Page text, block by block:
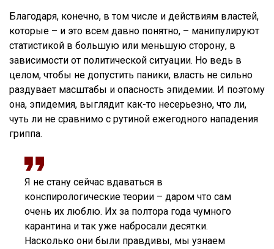
Благодаря, конечно, в том числе и действиям властей,
которые – и это всем давно понятно, – манипулируют
статистикой в большую или меньшую сторону, в
зависимости от политической ситуации. Но ведь в
целом, чтобы не допустить паники, власть не сильно
раздувает масштабы и опасность эпидемии. И поэтому
она, эпидемия, выглядит как-то несерьезно, что ли,
чуть ли не сравнимо с рутиной ежегодного нападения
гриппа.
Я не стану сейчас вдаваться в
конспирологические теории – даром что сам
очень их люблю. Их за полтора года чумного
карантина и так уже набросали десятки.
Насколько они были правдивы, мы узнаем